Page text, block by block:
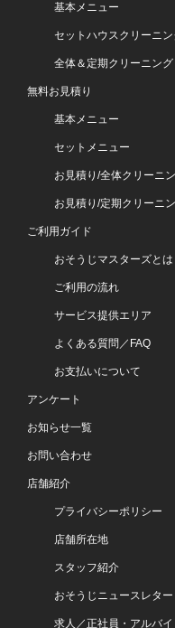
基本メニュー
セットハウスクリーニ
全体＆定期クリーニング
無料お見積り
基本メニュー
セットメニュー
お見積り/全体クリーニ
お見積り/定期クリーニ
ご利用ガイド
おそうじマスターズとは
ご利用の流れ
サービス提供エリア
よくある質問／FAQ
お支払いについて
アンケート
お知らせ一覧
お問い合わせ
店舗紹介
プライバシーポリシー
店舗所在地
スタッフ紹介
おそうじニュースレター
求人／正社員・アルバ